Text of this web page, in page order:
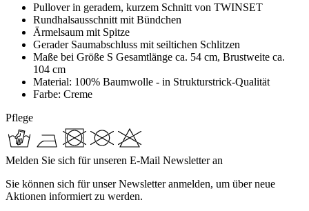
Pullover in geradem, kurzem Schnitt von TWINSET
Rundhalsausschnitt mit Bündchen
Ärmelsaum mit Spitze
Gerader Saumabschluss mit seiltichen Schlitzen
Maße bei Größe S Gesamtlänge ca. 54 cm, Brustweite ca.
104 cm
Material: 100% Baumwolle - in Strukturstrick-Qualität
Farbe: Creme
Pflege
Melden Sie sich für unseren E-Mail Newsletter an
Sie können sich für unser Newsletter anmelden, um über neue
Aktionen informiert zu werden.